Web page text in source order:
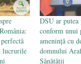
lucrurile
DSU ar putea
conform
amenință cu
domnului
Sănătăţii